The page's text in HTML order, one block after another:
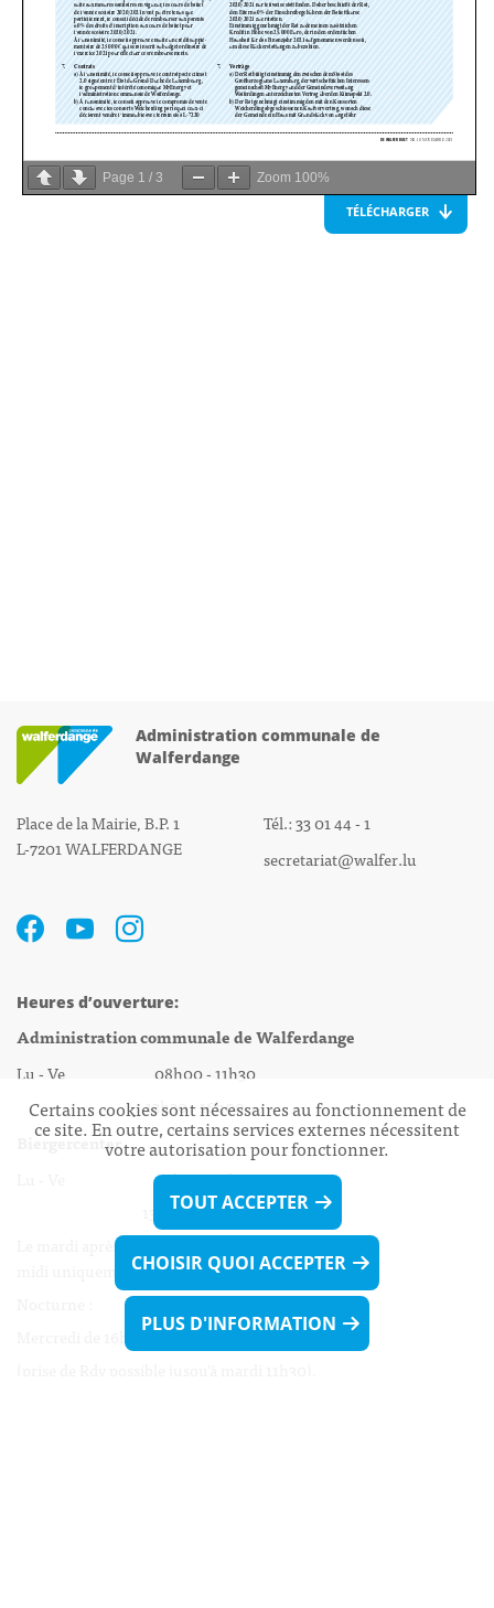
Page 1 / 3 Zoom 100%
TÉLÉCHARGER
Administration communale de
Walferdange
Place de la Mairie, B.P. 1
L-7201 WALFERDANGE
Tél.: 33 01 44 - 1
secretariat@walfer.lu
Heures d’ouverture:
Administration communale de Walferdange
Lu - Ve 08h00 - 11h30
13h30 - 16h00
Biergercenter
Lu - Ve 08h00 - 11h30
13h30 - 16h00
Le mardi après-midi et le vendredi après-
midi uniquement sur Rdv.
Mercredi de 16h00 - 18h45 uniquement sur Rdv
Certains cookies sont nécessaires au fonctionnement de
ce site. En outre, certains services externes nécessitent
votre autorisation pour fonctionner.
TOUT ACCEPTER
CHOISIR QUOI ACCEPTER
PLUS D'INFORMATION